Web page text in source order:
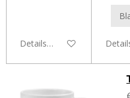
Details anzeigen